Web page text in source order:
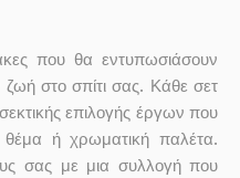
που θα εντυπωσιάσουν
στο σπίτι σας. Κάθε σετ
επιλογής έργων που
θέμα ή χρωματική παλέτα.
σας με μια συλλογή που